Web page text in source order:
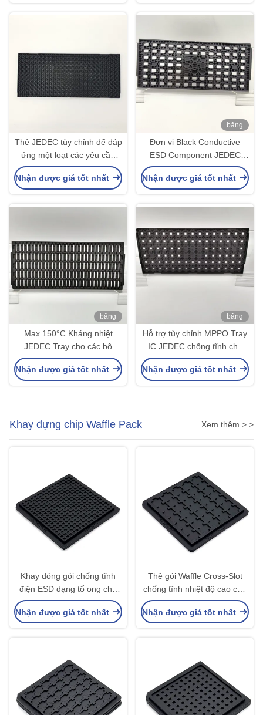
Thẻ JEDEC tùy chỉnh để đáp
ứng một loạt các yêu cầu
thiết kế sản phẩm như các
thành phần IC PCBA
Nhận được giá tốt nhất
băng
Đơn vị Black Conductive
ESD Component JEDEC
Matrix Trays Cho Cung Cung
Đồ IC
Nhận được giá tốt nhất
băng
Max 150°C Kháng nhiệt
JEDEC Tray cho các bộ
phận điện tử
Nhận được giá tốt nhất
băng
Hỗ trợ tùy chỉnh MPPO Tray
IC JEDEC chống tĩnh cho
các thành phần điện tử ESD
PCBA
Nhận được giá tốt nhất
Khay đựng chip Waffle Pack Xem thêm > >
Khay đóng gói chống tĩnh
điện ESD dạng tổ ong cho
chip IC có khả năng chịu
nhiệt độ cao và kích thước
Nhận được giá tốt nhất
Thẻ gói Waffle Cross-Slot
chống tĩnh nhiệt độ cao cho
chip IC bán dẫn
Nhận được giá tốt nhất